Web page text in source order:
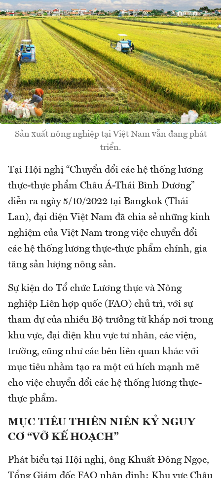
Sản xuất nông nghiệp tại Việt Nam vẫn đang phát
triển.
Tại Hội nghị “Chuyển đổi các hệ thống lương
thực-thực phẩm Châu Á-Thái Bình Dương”
diễn ra ngày 5/10/2022 tại Bangkok (Thái
Lan), đại diện Việt Nam đã chia sẻ những kinh
nghiệm của Việt Nam trong việc chuyển đổi
các hệ thống lương thực-thực phẩm chính, gia
tăng sản lượng nông sản.
Sự kiện do Tổ chức Lương thực và Nông
nghiệp Liên hợp quốc (FAO) chủ trì, với sự
tham dự của nhiều Bộ trưởng từ khắp nơi trong
khu vực, đại diện khu vực tư nhân, các viện,
trường, cũng như các bên liên quan khác với
mục tiêu nhằm tạo ra một cú hích mạnh mẽ
cho việc chuyển đổi các hệ thống lương thực-
thực phẩm.
MỤC TIÊU THIÊN NIÊN KỶ NGUY
CƠ “VỠ KẾ HOẠCH”
Phát biểu tại Hội nghị, ông Khuất Đông Ngọc,
Tổng Giám đốc FAO nhận định: Khu vực Châu